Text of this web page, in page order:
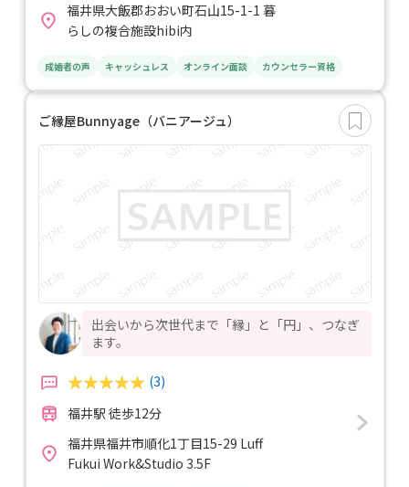
福井県大飯郡おおい町石山15-1-1 暮
らしの複合施設hibi内
成婚者の声 キャッシュレス オンライン面談 カウンセラー資格
ご縁屋Bunnyage（バニアージュ）
出会いから次世代まで「縁」と「円」、つなぎ
ます。
(3)
福井駅 徒歩12分
福井県福井市順化1丁目15-29 Luff
Fukui Work&Studio 3.5F